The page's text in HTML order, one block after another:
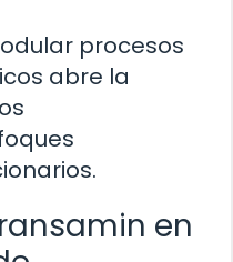
procesos
abre la
en